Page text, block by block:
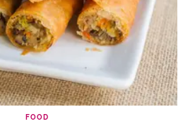
FOOD